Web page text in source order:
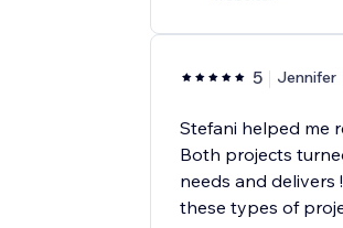
5 Jennifer
Stefani helped me
Both projects
needs and delivers
these types of